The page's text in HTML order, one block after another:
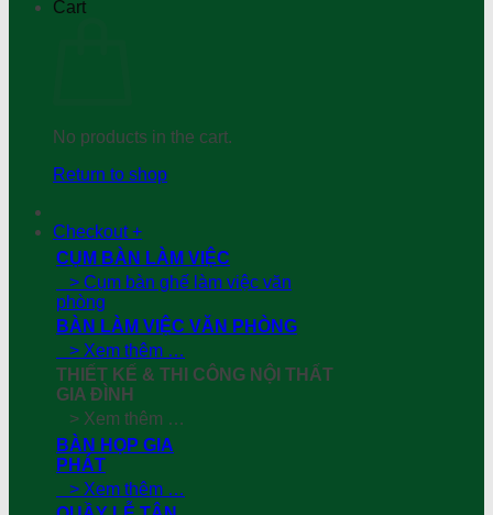
Cart
No products in the cart.
Return to shop
Checkout +
CỤM BÀN LÀM VIỆC
> Cụm bàn ghế làm việc văn
phòng
BÀN LÀM VIỆC VĂN PHÒNG
> Xem thêm …
THIẾT KẾ & THI CÔNG NỘI THẤT
GIA ĐÌNH
> Xem thêm …
BÀN HỌP GIA
PHÁT
> Xem thêm …